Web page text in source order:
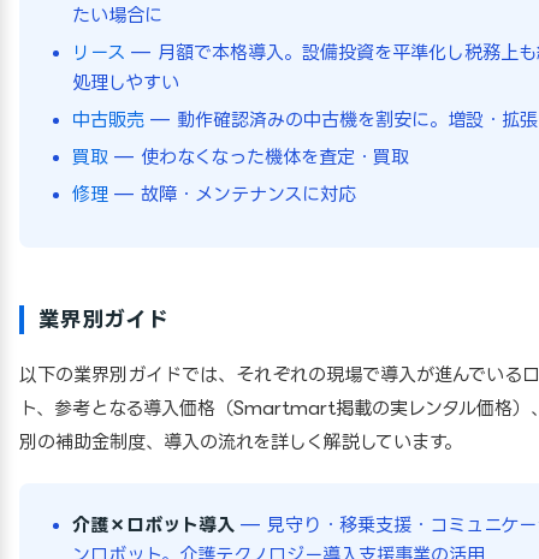
たい場合に
リース — 月額で本格導入。設備投資を平準化し税務上
処理しやすい
中古販売 — 動作確認済みの中古機を割安に。増設・拡
買取 — 使わなくなった機体を査定・買取
修理 — 故障・メンテナンスに対応
業界別ガイド
以下の業界別ガイドでは、それぞれの現場で導入が進んでいる
ト、参考となる導入価格（Smartmart掲載の実レンタル価格）
別の補助金制度、導入の流れを詳しく解説しています。
介護×ロボット導入 — 見守り・移乗支援・コミュニケ
ンロボット。介護テクノロジー導入支援事業の活用